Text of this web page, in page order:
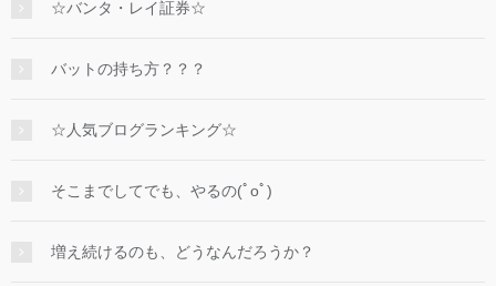
☆バンタ・レイ証券☆
バットの持ち方？？？
☆人気ブログランキング☆
そこまでしてでも、やるの(ﾟoﾟ)
増え続けるのも、どうなんだろうか？